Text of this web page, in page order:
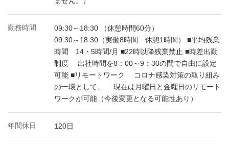
勤務時間
09:30～18:30 （休憩時間60分）
09:30～18:30（実働8時間 休憩1時間） ■平均残業
時間 14・5時間/月 ■22時以降残業禁止 ■時差出勤
制度 出社時間を8：00～9：30の間で自由に設定
可能 ■リモートワーク コロナ感染対策の取り組み
の一環として、 現在は月曜日と金曜日のリモート
ワークが可能（今後変更となる可能性あり）
年間休日 120日